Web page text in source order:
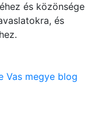
és közönsége
és
Vas megye blog